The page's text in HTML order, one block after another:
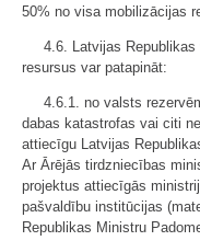
50% no visa mobilizācijas
4.6. Latvijas
resursus var patapināt:
4.6.1. no valsts
dabas katastrofas vai citi
attiecīgu Latvijas
Ar Ārējās tirdzniecības
projektus attiecīgās
pašvaldību institūcijas
Republikas Ministru